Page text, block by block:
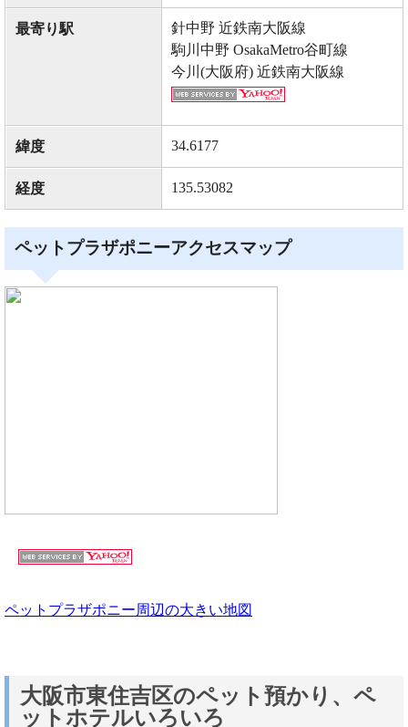
最寄り駅
針中野 近鉄南大阪線
駒川中野 OsakaMetro谷町線
今川(大阪府) 近鉄南大阪線
緯度 34.6177
経度 135.53082
ペットプラザポニーアクセスマップ
ペットプラザポニー周辺の大きい地図
大阪市東住吉区のペット預かり、ペ
ットホテルいろいろ